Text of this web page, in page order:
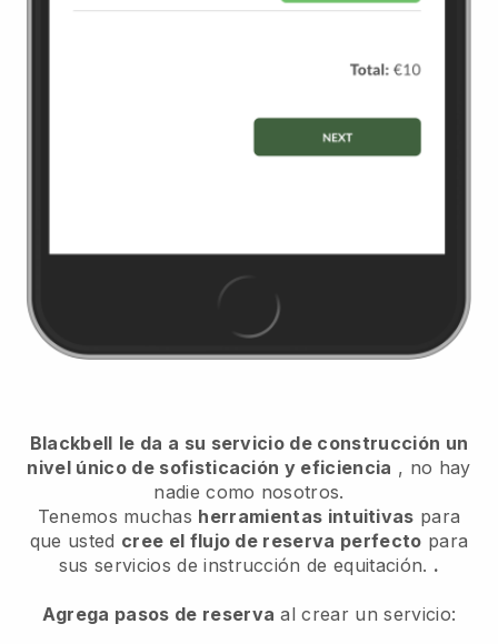
Blackbell le da a su servicio de construcción un
nivel único de sofisticación y eficiencia , no hay
nadie como nosotros.
Tenemos muchas herramientas intuitivas para
que usted cree el flujo de reserva perfecto para
sus servicios de instrucción de equitación. .
Agrega pasos de reserva al crear un servicio: